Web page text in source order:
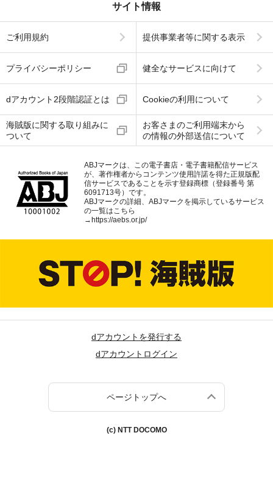
サイト情報
ご利用規約 提供事業者等に関する表示
プライバシーポリシー 健全なサービスに向けて
dアカウント2段階認証とは Cookieの利用について
海賊版に関する取り組みに
ついて
お客さまのご利用端末から
の情報の外部送信について
ABJマークは、この電子書店・電子書籍配信サービス
が、著作権者からコンテンツ使用許諾を得た正規版配
信サービスであることを示す登録商標（登録番号 第
6091713号）です。
ABJマークの詳細、ABJマークを掲示しているサービス
の一覧はこちら
→https://aebs.or.jp/
dアカウントを発行する
dアカウントログイン
ページトップへ
(c) NTT DOCOMO